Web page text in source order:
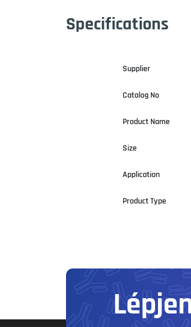
Specifications
Supplier
Catalog No
Product Name
Size
Application
Product Type